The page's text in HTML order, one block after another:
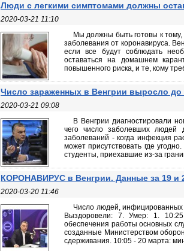
Люди с легкими симптомами должны
2020-03-21 11:10
Мы должны быть готовы к тому,
заболевания от коронавируса.
если все будут соблюдать
оставаться на домашнем
повышенного риска, и те, кому
Число зараженных в Венгрии выросло до
2020-03-21 09:08
В Венгрии диагностировали
чего число заболевших людей
заболеваний - когда инфекция
может присутствовать где
студенты, приехавшие из-за
КОРОНАВИРУС в Венгрии. Данные за 19 и
2020-03-20 11:46
Число людей, инфицированных
Выздоровели: 7. Умер: 1.
обеспечения работы основных
созданные Министерством
сдерживания. 10:05 - 20 марта: